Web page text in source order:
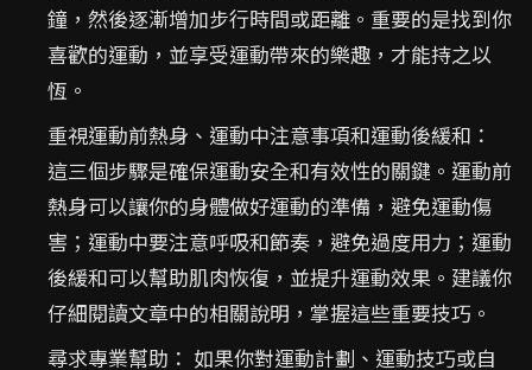
鐘，然後逐漸增加步行時間或距離。重要的是找到你
喜歡的運動，並享受運動帶來的樂趣，才能持之以
恆。
重視運動前熱身、運動中注意事項和運動後緩和：
這三個步驟是確保運動安全和有效性的關鍵。運動前
熱身可以讓你的身體做好運動的準備，避免運動傷
害；運動中要注意呼吸和節奏，避免過度用力；運動
後緩和可以幫助肌肉恢復，並提升運動效果。建議你
仔細閱讀文章中的相關說明，掌握這些重要技巧。
尋求專業幫助： 如果你對運動計劃、運動技巧或自